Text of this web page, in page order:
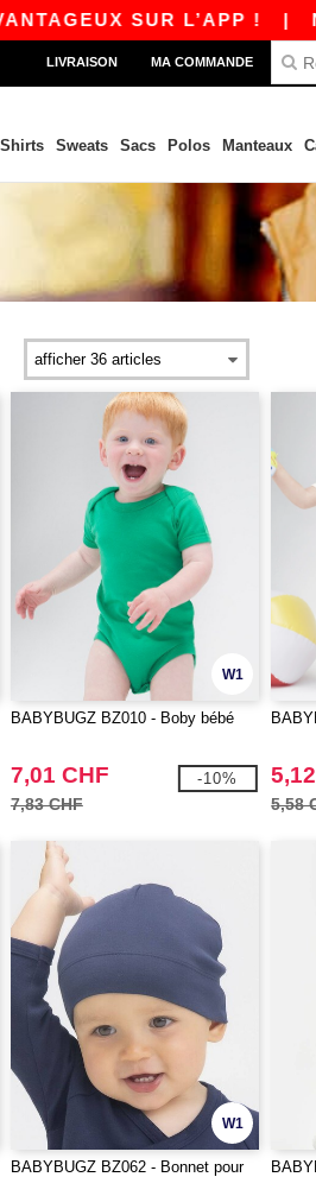
SUR L’APP ! |NOTRE
LIVRAISON MA COMMANDE
Sweats Sacs Polos Manteaux
W1
BABYBUGZ BZ010 - Boby bébé
7,01 CHF
7,83 CHF
-10%
5,58
W1
BABYBUGZ BZ062 - Bonnet pour